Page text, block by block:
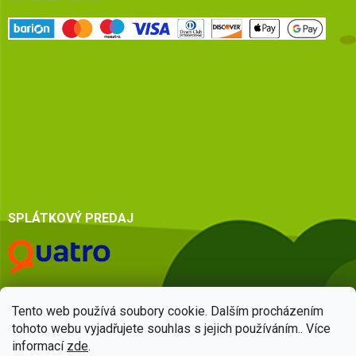
Tento web používá soubory cookie. Dalším procházením
tohoto webu vyjadřujete souhlas s jejich používáním.. Více
informací zde.
SPLÁTKOVÝ PREDAJ